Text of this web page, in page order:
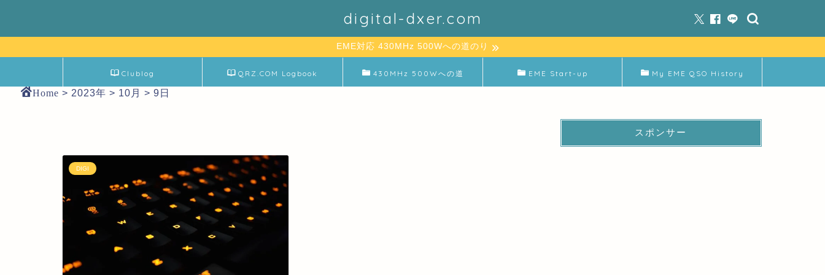
digital-dxer.com
EME対応 430MHz 500Wへの道のり
Clublog QRZ.COM Logbook 430MHz 500Wへの道 EME Start-up My EME QSO History
Home > 2023年 > 10月 > 9日
DIGI
スポンサー